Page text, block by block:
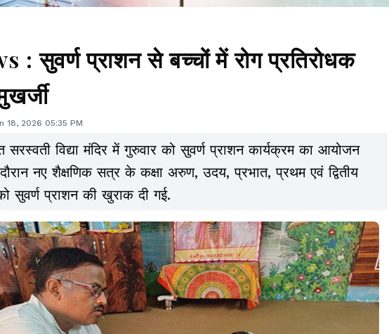
सुवर्ण प्राशन से बच्‍चों में रोग प्रतिरोधक
18, 2026 05:35 PM
विद्या मंदिर में गुरुवार को सुवर्ण प्राशन कार्यक्रम का आयोजन
नए शैक्षणिक सत्र के कक्षा अरुण, उदय, प्रभात, प्रथम एवं द्वितीय
सुवर्ण प्राशन की खुराक दी गई.